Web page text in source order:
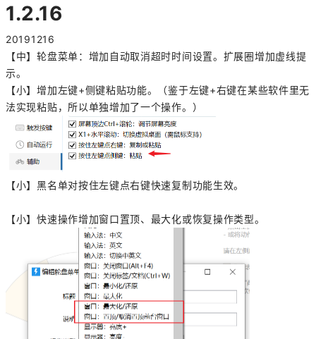
1.2.16
20191216
【中】轮盘菜单：增加自动取消超时时间设置。扩展圈增加虚线提
示。
【小】增加左键+侧键粘贴功能。（鉴于左键+右键在某些软件里无
法实现粘贴，所以单独增加了一个操作。）
【小】黑名单对按住左键点右键快速复制功能生效。
【小】快速操作增加窗口置顶、最大化或恢复操作类型。